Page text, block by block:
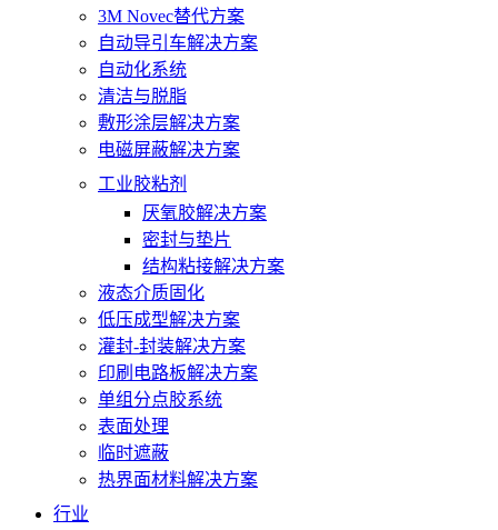
3M Novec替代方案
自动导引车解决方案
自动化系统
清洁与脱脂
敷形涂层解决方案
电磁屏蔽解决方案
工业胶粘剂
厌氧胶解决方案
密封与垫片
结构粘接解决方案
液态介质固化
低压成型解决方案
灌封-封装解决方案
印刷电路板解决方案
单组分点胶系统
表面处理
临时遮蔽
热界面材料解决方案
行业